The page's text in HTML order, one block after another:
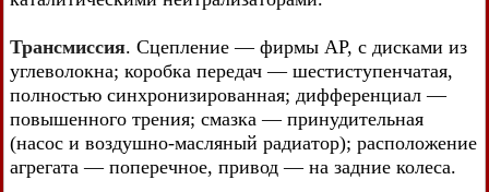
Трансмиссия. Сцепление — фирмы АР, с дисками из
углеволокна; коробка передач — шестиступенчатая,
полностью синхронизированная; дифференциал —
повышенного трения; смазка — принудительная
(насос и воздушно-масляный радиатор); расположение
агрегата — поперечное, привод — на задние колеса.